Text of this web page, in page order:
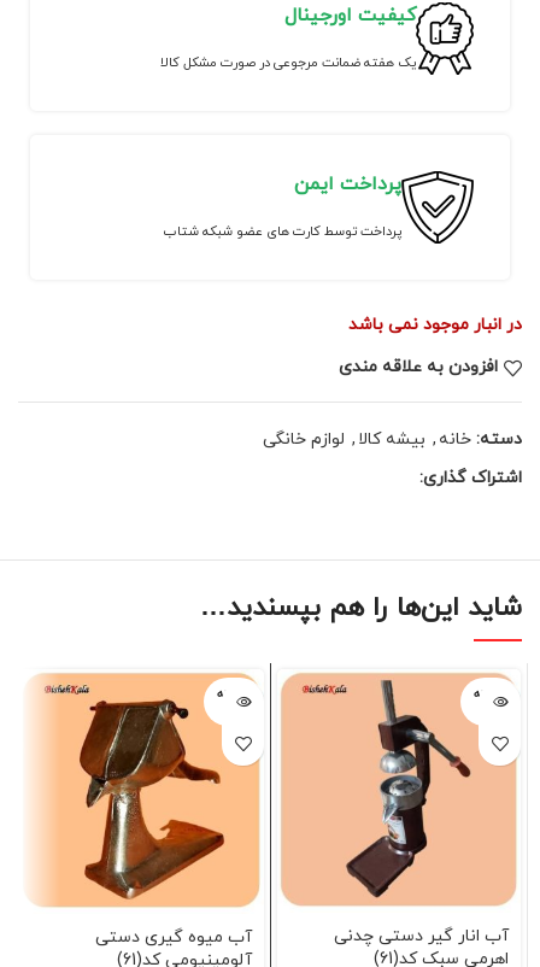
کیفیت اورجینال
یک هفته ضمانت مرجوعی در صورت مشکل کالا
پرداخت ایمن
پرداخت توسط کارت های عضو شبکه شتاب
در انبار موجود نمی باشد
افزودن به علاقه مندی
دسته: خانه , بیشه کالا , لوازم خانگی
اشتراک گذاری:
شاید این‌ها را هم بپسندید…
فروخته
شده
آب انار گیر دستی چدنی
اهرمی سبک کد(61)
فروخته
شده
آب میوه گیری دستی
آلومینیومی کد(61)